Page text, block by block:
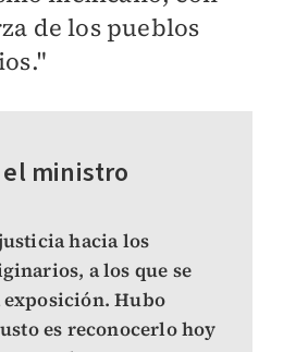
de los pueblos
ministro
hacia los
a los que se
exposición. Hubo
es reconocerlo hoy